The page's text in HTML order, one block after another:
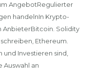
AngebotRegulierter
handelnIn Krypto-
AnbieterBitcoin. Solidity
Ethereum.
Investieren sind,
Auswahl an